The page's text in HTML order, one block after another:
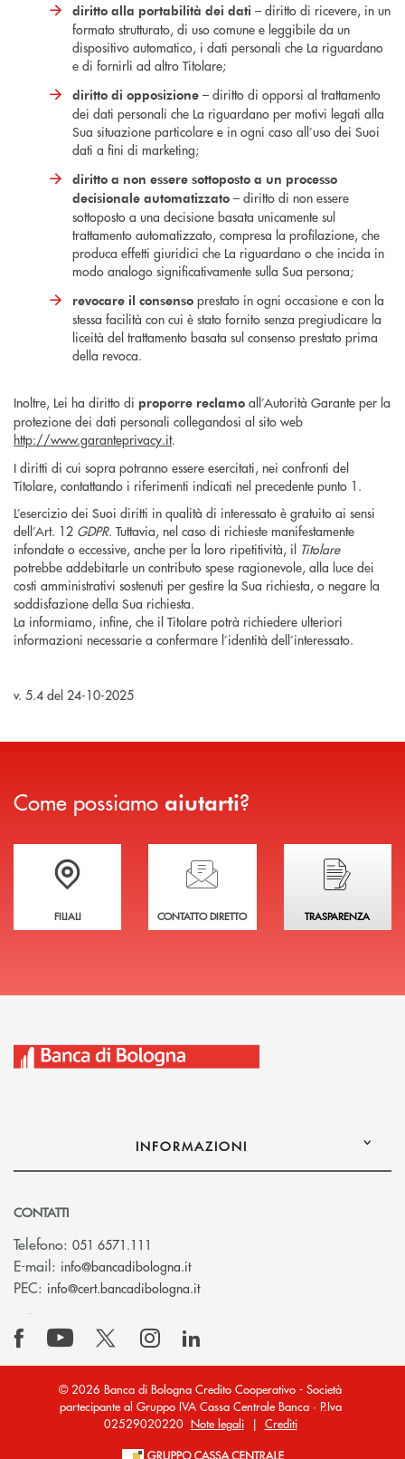
diritto alla portabilità dei dati – diritto di ricevere, in un
formato strutturato, di uso comune e leggibile da un
dispositivo automatico, i dati personali che La riguardano
e di fornirli ad altro Titolare;
diritto di opposizione – diritto di opporsi al trattamento
dei dati personali che La riguardano per motivi legati alla
Sua situazione particolare e in ogni caso all’uso dei Suoi
dati a fini di marketing;
diritto a non essere sottoposto a un processo
decisionale automatizzato – diritto di non essere
sottoposto a una decisione basata unicamente sul
trattamento automatizzato, compresa la profilazione, che
produca effetti giuridici che La riguardano o che incida in
modo analogo significativamente sulla Sua persona;
revocare il consenso prestato in ogni occasione e con la
stessa facilità con cui è stato fornito senza pregiudicare la
liceità del trattamento basata sul consenso prestato prima
della revoca.
Inoltre, Lei ha diritto di proporre reclamo all’Autorità Garante per la
protezione dei dati personali collegandosi al sito web
http://www.garanteprivacy.it.
I diritti di cui sopra potranno essere esercitati, nei confronti del
Titolare, contattando i riferimenti indicati nel precedente punto 1.
L’esercizio dei Suoi diritti in qualità di interessato è gratuito ai sensi
dell’Art. 12 GDPR. Tuttavia, nel caso di richieste manifestamente
infondate o eccessive, anche per la loro ripetitività, il Titolare
potrebbe addebitarle un contributo spese ragionevole, alla luce dei
costi amministrativi sostenuti per gestire la Sua richiesta, o negare la
soddisfazione della Sua richiesta.
La informiamo, infine, che il Titolare potrà richiedere ulteriori
informazioni necessarie a confermare l’identità dell’interessato.
v. 5.4 del 24-10-2025
Come possiamo aiutarti?
Trova la filiale più vicina a te
FILIALI
Hai bisogno di assistenza immediata?
CONTATTO DIRETTO
Hai bisogno di
TRASPARENZA
INFORMAZIONI
CONTATTI
Telefono: 051 6571.111
E-mail: info@bancadibologna.it(si apre l’app di posta elettronica)
PEC: info@cert.bancadibologna.it(si apre l’app di posta
© 2026 Banca di Bologna Credito Cooperativo - Società
partecipante al Gruppo IVA Cassa Centrale Banca · P.Iva
02529020220 Note legali| Crediti